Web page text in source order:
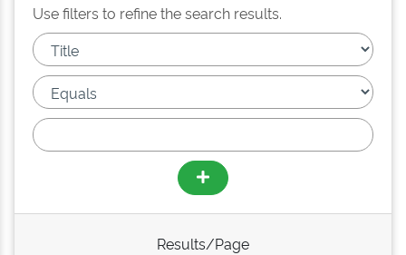
Use filters to refine the search results.
Results/Page